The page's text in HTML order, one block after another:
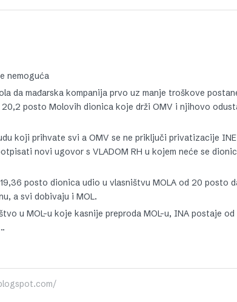
nemoguća
da mađarska kompanija prvo uz manje troškove
posto Molovih dionica koje drži OMV i njihovo
koji prihvate svi a OMV se ne priključi privatizacije
novi ugovor s VLADOM RH u kojem neće se
posto dionica udio u vlasništvu MOLA od 20 posto
a svi dobivaju i MOL.
u MOL-u koje kasnije preproda MOL-u, INA postaje